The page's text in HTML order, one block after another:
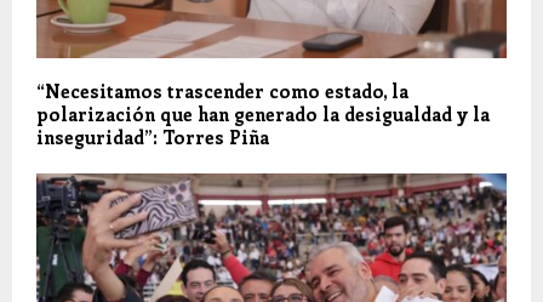
“Necesitamos trascender como estado, la
polarización que han generado la desigualdad y la
inseguridad”: Torres Piña